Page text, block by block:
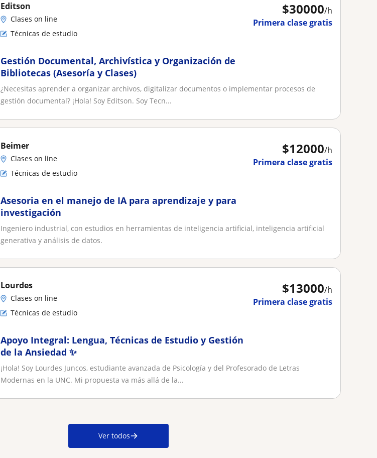
$30000/h
Primera clase gratis
Editson
Clases on line
Técnicas de estudio
Gestión Documental, Archivística y Organización de
Bibliotecas (Asesoría y Clases)
¿Necesitas aprender a organizar archivos, digitalizar documentos o implementar procesos de
gestión documental? ¡Hola! Soy Editson. Soy Tecn...
$12000/h
Primera clase gratis
Beimer
Clases on line
Técnicas de estudio
Asesoria en el manejo de IA para aprendizaje y para
investigación
Ingeniero industrial, con estudios en herramientas de inteligencia artificial, inteligencia artificial
generativa y análisis de datos.
$13000/h
Primera clase gratis
Lourdes
Clases on line
Técnicas de estudio
Apoyo Integral: Lengua, Técnicas de Estudio y Gestión
de la Ansiedad ✨
¡Hola! Soy Lourdes Juncos, estudiante avanzada de Psicología y del Profesorado de Letras
Modernas en la UNC. Mi propuesta va más allá de la...
Ver todos